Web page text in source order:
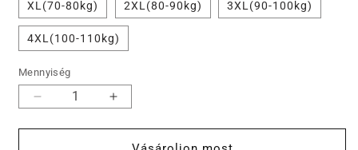
XL(70-80kg) 2XL(80-90kg) 3XL(90-100kg)
4XL(100-110kg)
Mennyiség
Női